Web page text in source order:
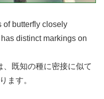
of butterfly closely
distinct markings on
既知の種に密接に似て
ます。